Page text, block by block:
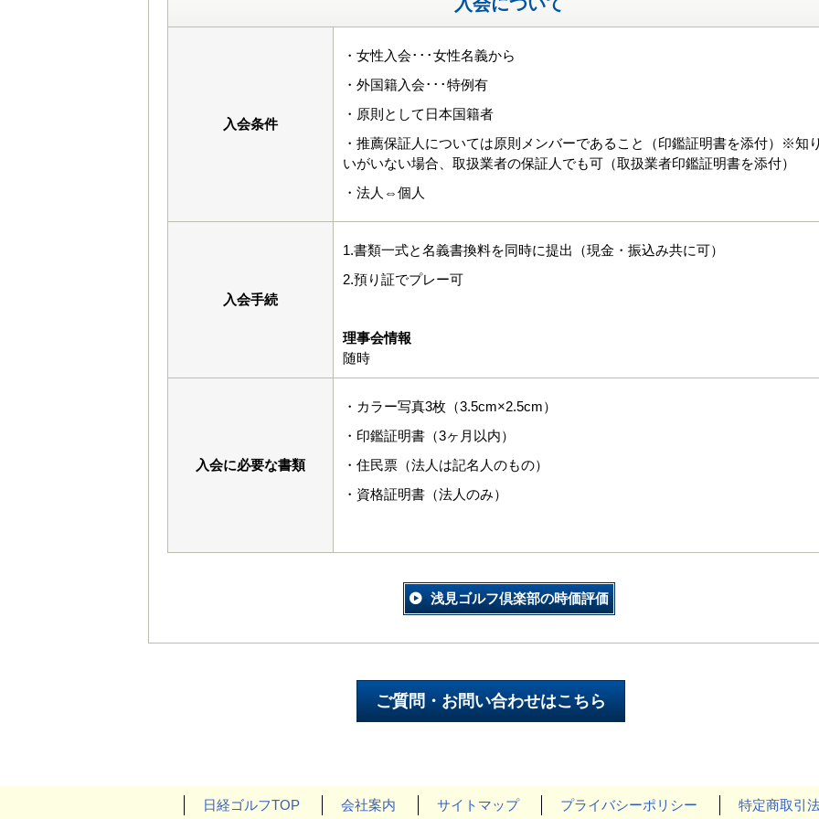
入会条件
・女性入会･･･女性名義から
・外国籍入会･･･特例有
・原則として日本国籍者
・推薦保証人については原則メンバーであること（印鑑証明書を添付）※知
いがいない場合、取扱業者の保証人でも可（取扱業者印鑑証明書を添付）
・法人⇔個人
入会手続
1.書類一式と名義書換料を同時に提出（現金・振込み共に可）
2.預り証でプレー可
理事会情報
随時
入会に必要な書類
・カラー写真3枚（3.5cm×2.5cm）
・印鑑証明書（3ヶ月以内）
・住民票（法人は記名人のもの）
・資格証明書（法人のみ）
浅見ゴルフ倶楽部の時価評価
日経ゴルフTOP 会社案内 サイトマップ プライバシーポリシー 特定商取引